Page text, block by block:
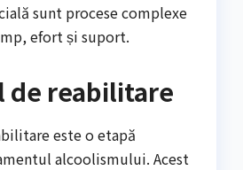
sunt procese complexe
efort și suport.
de reabilitare
este o etapă
alcoolismului. Acest